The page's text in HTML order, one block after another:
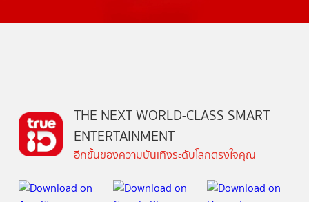
THE NEXT WORLD-CLASS SMART
ENTERTAINMENT
อีกขั้นของความบันเทิงระดับโลกตรงใจคุณ